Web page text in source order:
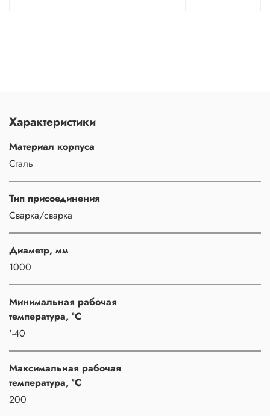
Характеристики
Материал корпуса
Сталь
Тип присоединения
Сварка/сварка
Диаметр, мм
1000
Минимальная рабочая
температура, °C
'-40
Максимальная рабочая
температура, °C
200